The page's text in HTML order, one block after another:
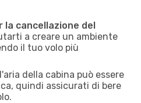
la cancellazione del
a creare un ambiente
il tuo volo più
l'aria della cabina può essere
quindi assicurati di bere